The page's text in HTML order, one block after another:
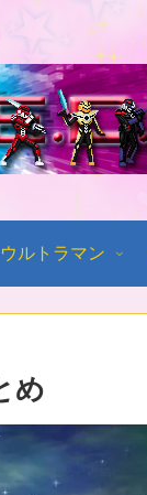
ウルトラマン
め